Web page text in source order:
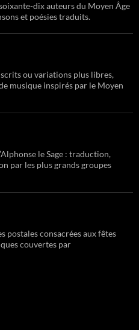
dix auteurs du Moyen Âge
et poésies traduits.
ou variations plus libres,
musique inspirés par le Moyen
le Sage : traduction,
par les plus grands groupes
postales consacrées aux fêtes
couvertes par